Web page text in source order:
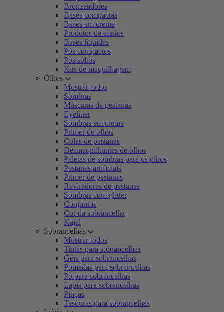
Bronzeadores
Bases compactas
Bases em creme
Produtos de efeitos
Bases líquidas
Pós compactos
Pós soltos
Kits de maquilhagem
Olhos
Mostrar todos
Sombras
Máscaras de pestanas
Eyeliner
Sombras em creme
Primer de olhos
Colas de pestanas
Desmaquilhantes de olhos
Paletas de sombras para os olhos
Pestanas artificiais
Primer de pestanas
Reviradores de pestanas
Sombras com glitter
Conjuntos
Cor da sobrancelha
Kajal
Sobrancelhas
Mostrar todos
Tintas para sobrancelhas
Géis para sobrancelhas
Pomadas para sobrancelhas
Pó para sobrancelhas
Lápis para sobrancelhas
Pinças
Tesouras para sobrancelhas